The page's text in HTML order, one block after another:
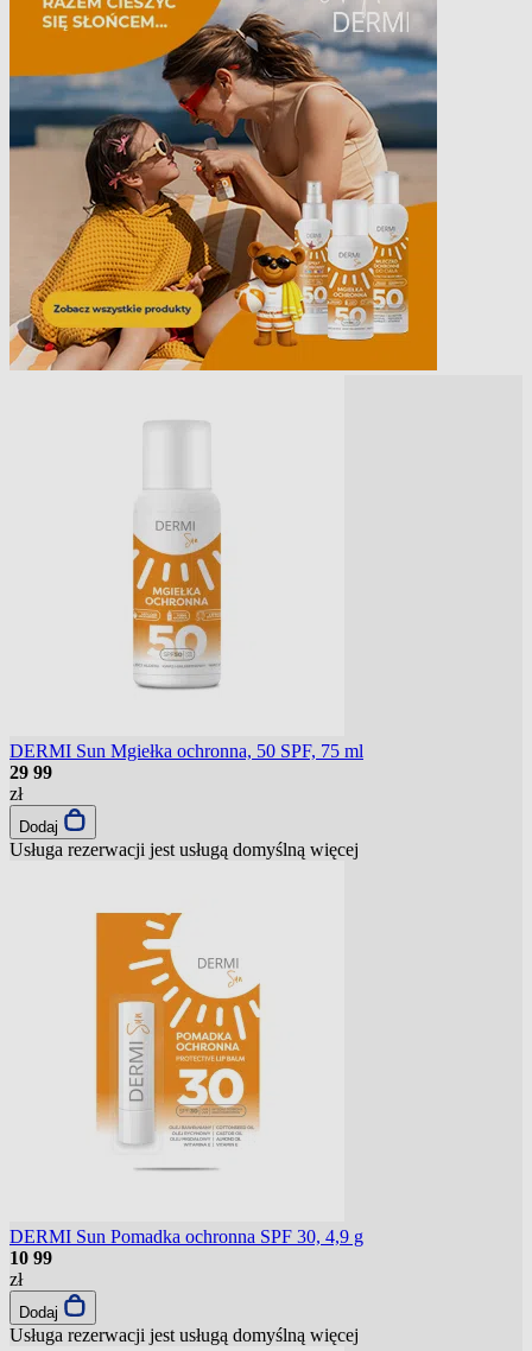
DERMI Sun Mgiełka ochronna, 50 SPF, 75 ml
29 99
zł
Dodaj
Usługa rezerwacji jest usługą domyślną więcej
DERMI Sun Pomadka ochronna SPF 30, 4,9 g
10 99
zł
Dodaj
Usługa rezerwacji jest usługą domyślną więcej